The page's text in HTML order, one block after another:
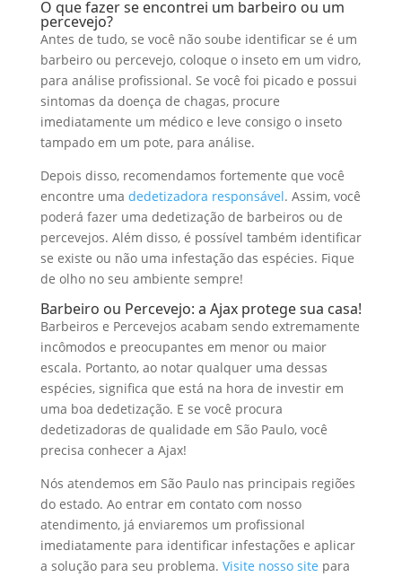
O que fazer se encontrei um barbeiro ou um
percevejo?
Antes de tudo, se você não soube identificar se é um
barbeiro ou percevejo, coloque o inseto em um vidro,
para análise profissional. Se você foi picado e possui
sintomas da doença de chagas, procure
imediatamente um médico e leve consigo o inseto
tampado em um pote, para análise.
Depois disso, recomendamos fortemente que você
encontre uma dedetizadora responsável. Assim, você
poderá fazer uma dedetização de barbeiros ou de
percevejos. Além disso, é possível também identificar
se existe ou não uma infestação das espécies. Fique
de olho no seu ambiente sempre!
Barbeiro ou Percevejo: a Ajax protege sua casa!
Barbeiros e Percevejos acabam sendo extremamente
incômodos e preocupantes em menor ou maior
escala. Portanto, ao notar qualquer uma dessas
espécies, significa que está na hora de investir em
uma boa dedetização. E se você procura
dedetizadoras de qualidade em São Paulo, você
precisa conhecer a Ajax!
Nós atendemos em São Paulo nas principais regiões
do estado. Ao entrar em contato com nosso
atendimento, já enviaremos um profissional
imediatamente para identificar infestações e aplicar
a solução para seu problema. Visite nosso site para